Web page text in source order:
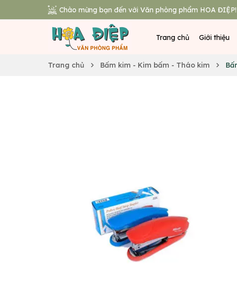
Chào mừng bạn đến với Văn phòng phẩm HOA ĐIỆP!
Trang chủ Giới thiệu
Trang chủ Bấm kim - Kim bấm - Tháo kim